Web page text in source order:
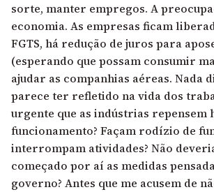
sorte, manter empregos. A
economia. As empresas ficam
FGTS, há redução de juros para
(esperando que possam consumir
ajudar as companhias aéreas. Nada
parece ter refletido na vida dos
urgente que as indústrias repensem
funcionamento? Façam rodízio de
interrompam atividades? Não
começado por aí as medidas
governo? Antes que me acusem de